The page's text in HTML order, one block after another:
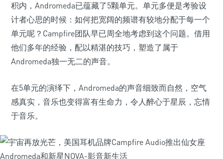
积内，Andromeda已蕴藏了5颗单元。单元多便是考验设
计者心思的时候：如何把宽阔的频谱有较地分配于每一个
单元呢？Campfire团队早已周全地考虑到这个问题。借用
他们多年的经验，配以精湛的技巧，塑造了属于
Andromeda独一无二的声音。
在5单元的演绎下，Andromeda的声音细致而自然，空气
感真实，音乐也变得富有生命力，令人醉心于星辰，忘情
于音乐。